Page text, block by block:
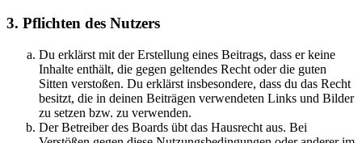
3. Pflichten des Nutzers
Du erklärst mit der Erstellung eines Beitrags, dass er keine
Inhalte enthält, die gegen geltendes Recht oder die guten
Sitten verstoßen. Du erklärst insbesondere, dass du das Recht
besitzt, die in deinen Beiträgen verwendeten Links und Bilder
zu setzen bzw. zu verwenden.
Der Betreiber des Boards übt das Hausrecht aus. Bei